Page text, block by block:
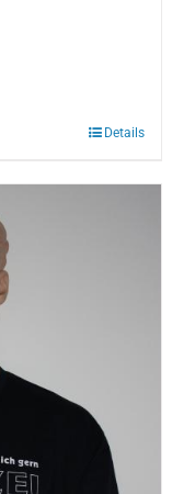
Details